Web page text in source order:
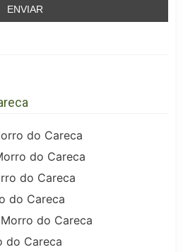
do Careca
do Careca
do Careca
do Careca
do Careca
do Careca